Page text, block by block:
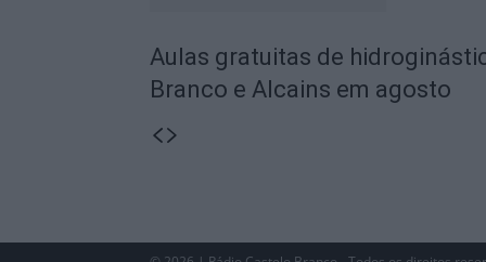
Aulas gratuitas de
Branco e Alcains em agosto